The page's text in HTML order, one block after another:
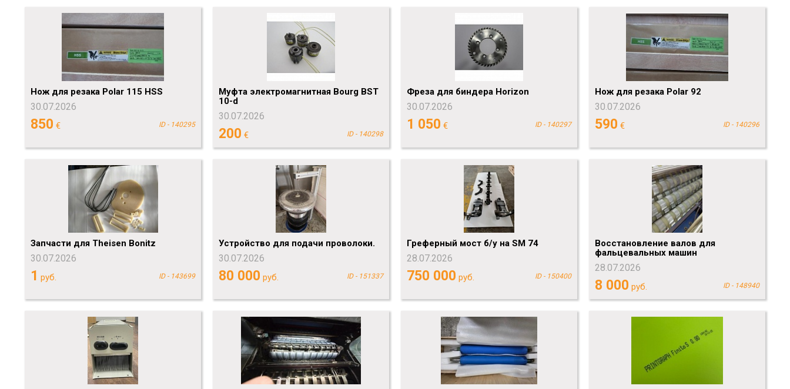
Нож для резака Polar 115 HSS
30.07.2026
850 € ID - 140295
Муфта электромагнитная Bourg BST
10-d
30.07.2026
200 € ID - 140298
Фреза для биндера Horizon
30.07.2026
1 050 € ID - 140297
Нож для резака Polar 92
30.07.2026
590 € ID - 140296
Запчасти для Theisen Bonitz
30.07.2026
1 руб. ID - 143699
Устройство для подачи проволоки.
30.07.2026
80 000 руб. ID - 151337
Греферный мост б/у на SM 74
28.07.2026
750 000 руб. ID - 150400
Восстановление валов для
фальцевальных машин
28.07.2026
8 000 руб. ID - 148940